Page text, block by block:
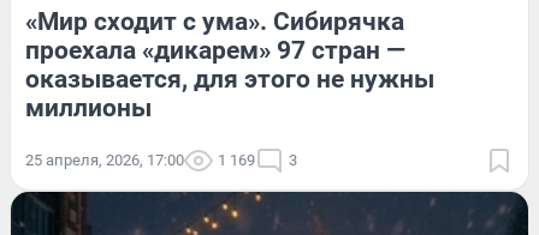
«Мир сходит с ума». Сибирячка
проехала «дикарем» 97 стран —
оказывается, для этого не нужны
миллионы
25 апреля, 2026, 17:00 1 169 3